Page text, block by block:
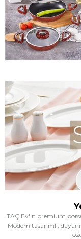
TAÇ Ev'in premium
Modern tasarımlı,